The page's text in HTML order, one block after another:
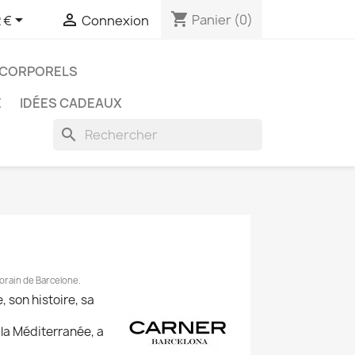
€  Connexion shopping_cart Panier (0)
IDÉES CADEAUX
search
de Barcelone.
son histoire, sa
Méditerranée, a